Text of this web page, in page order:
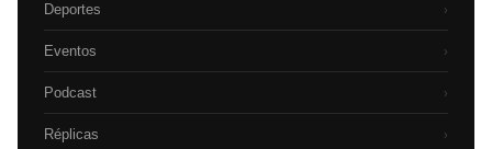
Deportes ›
Eventos ›
Podcast ›
Réplicas ›